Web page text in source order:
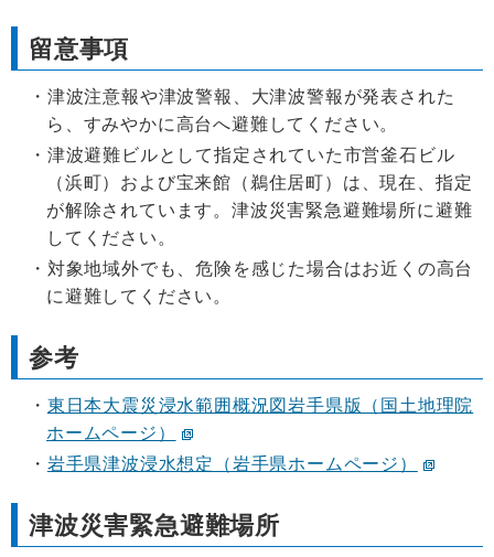
留意事項
津波注意報や津波警報、大津波警報が発表された
ら、すみやかに高台へ避難してください。
津波避難ビルとして指定されていた市営釜石ビル
（浜町）および宝来館（鵜住居町）は、現在、指定
が解除されています。津波災害緊急避難場所に避難
してください。
対象地域外でも、危険を感じた場合はお近くの高台
に避難してください。
参考
東日本大震災浸水範囲概況図岩手県版（国土地理院
ホームページ）
岩手県津波浸水想定（岩手県ホームページ）
津波災害緊急避難場所